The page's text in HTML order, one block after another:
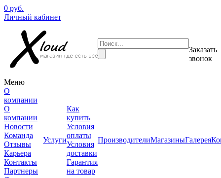
0 руб.
Личный кабинет
Заказать
звонок
Меню
О
компании
О
компании
Новости
Команда
Отзывы
Карьера
Контакты
Партнеры
Услуги
Как
купить
Условия
оплаты
Условия
доставки
Гарантия
на товар
ПроизводителиМагазиныГалерея